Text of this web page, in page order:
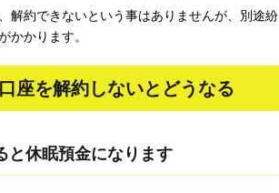
解約できないという事はありませんが、別途紛
かかります。
座を解約しないとどうなる
と休眠預金になります